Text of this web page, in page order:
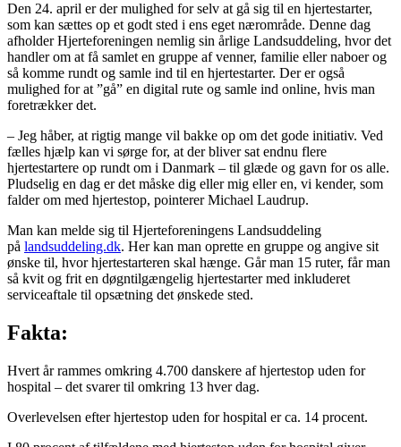
Den 24. april er der mulighed for selv at gå sig til en hjertestarter,
som kan sættes op et godt sted i ens eget nærområde. Denne dag
afholder Hjerteforeningen nemlig sin årlige Landsuddeling, hvor det
handler om at få samlet en gruppe af venner, familie eller naboer og
så komme rundt og samle ind til en hjertestarter. Der er også
mulighed for at ”gå” en digital rute og samle ind online, hvis man
foretrækker det.
– Jeg håber, at rigtig mange vil bakke op om det gode initiativ. Ved
fælles hjælp kan vi sørge for, at der bliver sat endnu flere
hjertestartere op rundt om i Danmark – til glæde og gavn for os alle.
Pludselig en dag er det måske dig eller mig eller en, vi kender, som
falder om med hjertestop, pointerer Michael Laudrup.
Man kan melde sig til Hjerteforeningens Landsuddeling
på landsuddeling.dk. Her kan man oprette en gruppe og angive sit
ønske til, hvor hjertestarteren skal hænge. Går man 15 ruter, får man
så kvit og frit en døgntilgængelig hjertestarter med inkluderet
serviceaftale til opsætning det ønskede sted.
Fakta:
Hvert år rammes omkring 4.700 danskere af hjertestop uden for
hospital – det svarer til omkring 13 hver dag.
Overlevelsen efter hjertestop uden for hospital er ca. 14 procent.